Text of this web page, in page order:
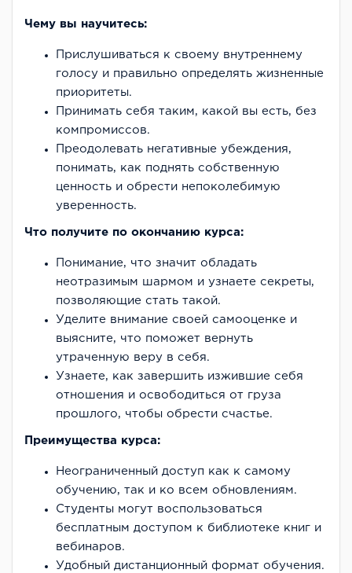
Чему вы научитесь:
Прислушиваться к своему внутреннему
голосу и правильно определять жизненные
приоритеты.
Принимать себя таким, какой вы есть, без
компромиссов.
Преодолевать негативные убеждения,
понимать, как поднять собственную
ценность и обрести непоколебимую
уверенность.
Что получите по окончанию курса:
Понимание, что значит обладать
неотразимым шармом и узнаете секреты,
позволяющие стать такой.
Уделите внимание своей самооценке и
выясните, что поможет вернуть
утраченную веру в себя.
Узнаете, как завершить изжившие себя
отношения и освободиться от груза
прошлого, чтобы обрести счастье.
Преимущества курса:
Неограниченный доступ как к самому
обучению, так и ко всем обновлениям.
Студенты могут воспользоваться
бесплатным доступом к библиотеке книг и
вебинаров.
Удобный дистанционный формат обучения.